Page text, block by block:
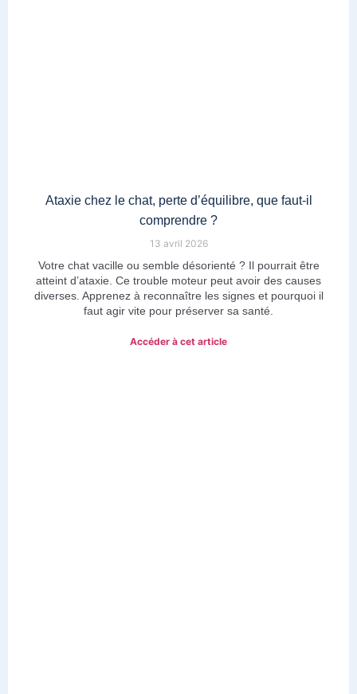
Ataxie chez le chat, perte d’équilibre, que faut-il
comprendre ?
13 avril 2026
Votre chat vacille ou semble désorienté ? Il pourrait être
atteint d’ataxie. Ce trouble moteur peut avoir des causes
diverses. Apprenez à reconnaître les signes et pourquoi il
faut agir vite pour préserver sa santé.
Accéder à cet article